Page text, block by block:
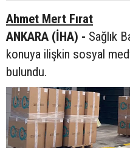
Ahmet Mert Fırat
ANKARA (İHA) - Sağlık
konuya ilişkin sosyal
bulundu.